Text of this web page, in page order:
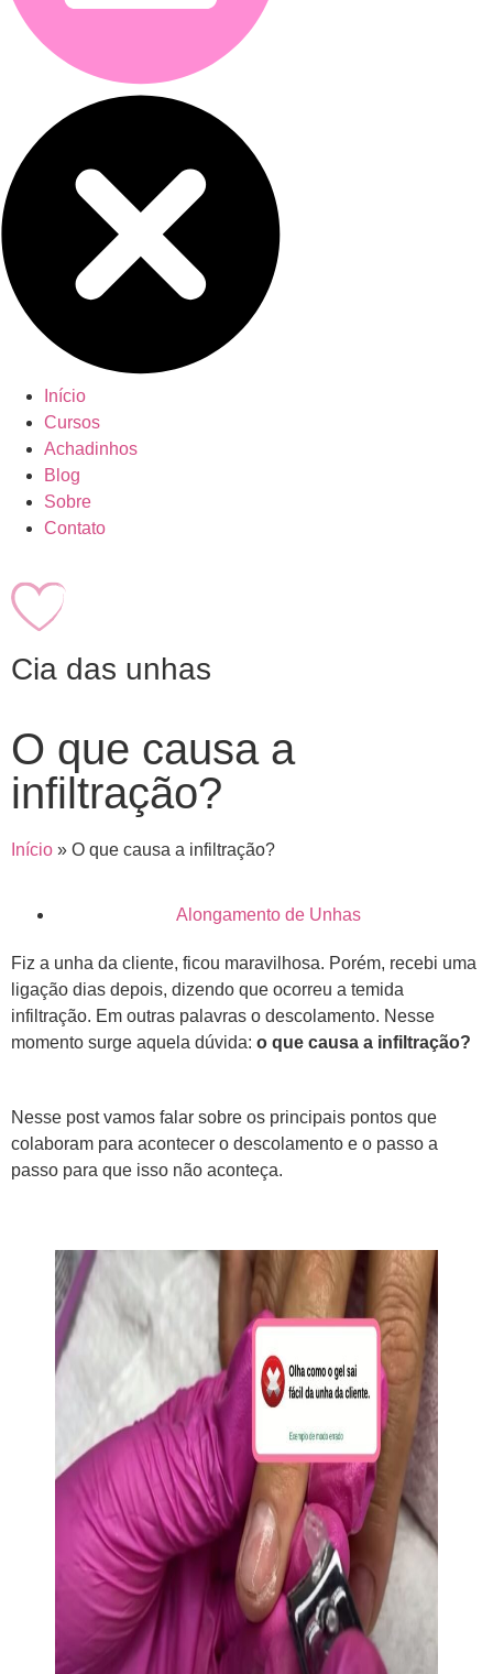
Início
Cursos
Achadinhos
Blog
Sobre
Contato
Cia das unhas
O que causa a
infiltração?
Início » O que causa a infiltração?
Alongamento de Unhas
Fiz a unha da cliente, ficou maravilhosa. Porém, recebi uma
ligação dias depois, dizendo que ocorreu a temida
infiltração. Em outras palavras o descolamento. Nesse
momento surge aquela dúvida: o que causa a infiltração?
Nesse post vamos falar sobre os principais pontos que
colaboram para acontecer o descolamento e o passo a
passo para que isso não aconteça.